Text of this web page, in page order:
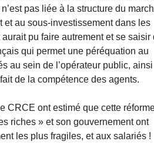
pas liée à la structure du
et au sous-investissement dans les
pu faire autrement et se saisir
qui permet une péréquation au
au sein de l’opérateur public, ainsi
de la compétence des agents.
CRCE ont estimé que cette
riches » et son gouvernement ont
les plus fragiles, et aux salariés !